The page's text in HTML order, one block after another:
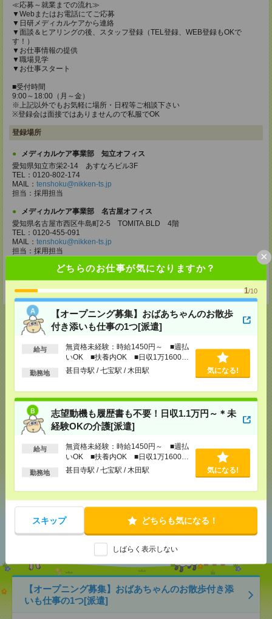
どちらのお仕事が気になりますか？
1/10
【オープニング募集】おばあちゃんのお散歩
付き添いも仕事の1つ[派遣]
給与
無資格未経験：時給1450円～ ■週払
いOK ■扶養内OK ■日収1万1600円
以上
勤務地 甚目寺駅 / 七宝駅 / 木田駅 気になる!
志望動機も履歴書も不要！日収1.1万円～＊未
経験OKの介護[派遣]
給与
無資格未経験：時給1450円～ ■週払
いOK ■扶養内OK ■日収1万1600円
以上
勤務地 甚目寺駅 / 七宝駅 / 木田駅 気になる!
スキップ どちらも気になる！
しばらく表示しない
×
≪応募～就業までの流れ≫
▼Webまたはお電話にてご応募
▼日研メディカルケアから連絡
▼面談＆ヒアリングの後、スタッフ登録（TEL登録、WEB登録もOKで
す！）
▼お仕事情報の提供
▼職場見学
▼お仕事スタート
■受付時間
9:00～18:00（月～金）
※上記以外でもお気軽に場所・日程等ご相談下さい
※登録会は面接ではありませんので私服でOK
登録場所
メディカルケア事業部 知立オフィス
愛知県知立市栄2-14 あすなろビル3F
TEL：0120-802-174
MAIL： tenshoku@nikken-ts.jp
担当：採用担当
メディカルケア事業部 名古屋オフィス
愛知県名古屋市西区牛島町2-5 TOMITA.BLD 4階
TEL：0120-455-091
MAIL： tenshoku@nikken-ts.jp
担当：採用担当
★今ならご来社登録でQUOカード2000円分をプレゼント中★
応募ページへ
気になる！ 電話応募
シェア ブックマーク
あなたの閲覧履歴からの
おすすめ
【オープニング募集】おばあちゃんのお散歩付き添
いも仕事の1つ[派遣]